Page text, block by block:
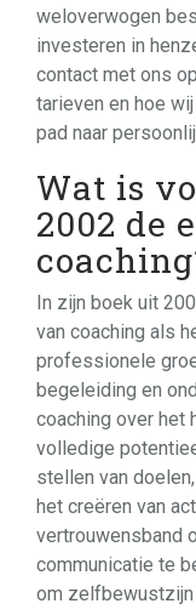
weloverwogen
investeren in
contact met ons
tarieven en hoe
pad naar
Wat is
2002 de
In zijn boek uit
van coaching als
professionele
begeleiding en
coaching over het
volledige
stellen van
het creëren van
vertrouwensband
communicatie te
om